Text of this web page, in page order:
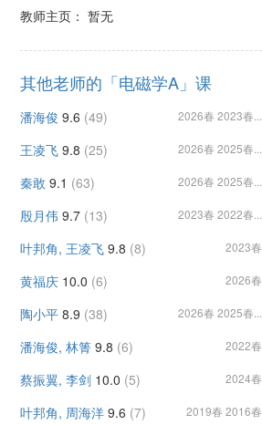
教师主页： 暂无
其他老师的「电磁学A」课
潘海俊 9.6 (49) 2026春 2023春...
王凌飞 9.8 (25) 2026春 2025春...
秦敢 9.1 (63) 2026春 2025春...
殷月伟 9.7 (13) 2023春 2022春...
叶邦角, 王凌飞 9.8 (8) 2023春
黄福庆 10.0 (6) 2026春
陶小平 8.9 (38) 2026春 2025春...
潘海俊, 林箐 9.8 (6) 2022春
蔡振翼, 李剑 10.0 (5) 2024春
叶邦角, 周海洋 9.6 (7) 2019春 2016春